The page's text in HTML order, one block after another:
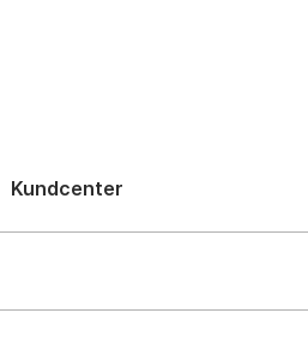
Kundcenter